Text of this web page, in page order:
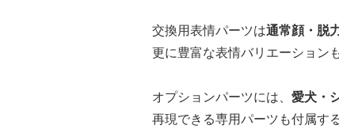
交換用表情パーツは通常顔・脱
更に豊富な表情バリエーション
オプションパーツには、 愛犬・
再現できる専用パーツも付属す